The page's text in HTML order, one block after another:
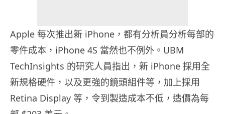
Apple 每次推出新 iPhone，都有分析員分析每部的
零件成本，iPhone 4S 當然也不例外。UBM
TechInsights 的研究人員指出，新 iPhone 採用全
新規格硬件，以及更強的鏡頭組件等，加上採用
Retina Display 等，令到製造成本不低，造價為每